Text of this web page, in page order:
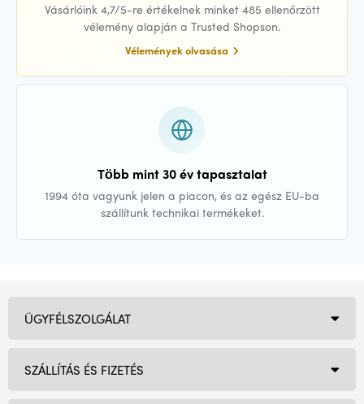
Vásárlóink 4,7/5-re értékelnek minket 485 ellenőrzött
vélemény alapján a Trusted Shopson.
Vélemények olvasása
Több mint 30 év tapasztalat
1994 óta vagyunk jelen a piacon, és az egész EU-ba
szállítunk technikai termékeket.
ÜGYFÉLSZOLGÁLAT
SZÁLLÍTÁS ÉS FIZETÉS